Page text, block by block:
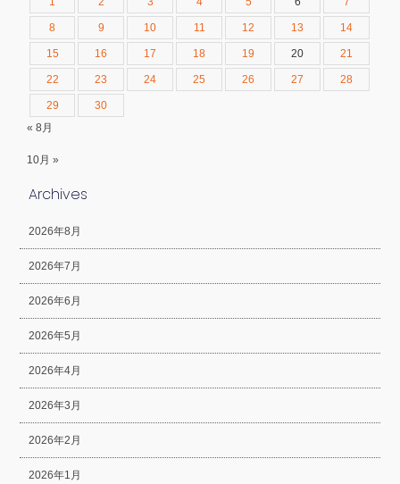
8 9 10 11 12 13 14
15 16 17 18 19 20 21
22 23 24 25 26 27 28
29
30
« 8月
10月 »
Archives
2026年8月
2026年7月
2026年6月
2026年5月
2026年4月
2026年3月
2026年2月
2026年1月